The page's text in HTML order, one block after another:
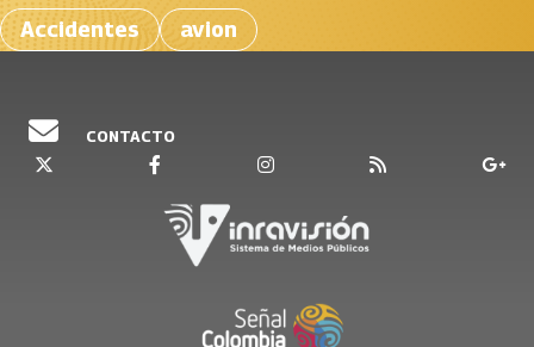
Accidentes
avion
CONTACTO